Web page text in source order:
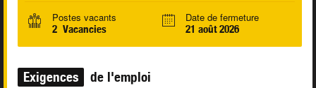
Postes vacants
2 Vacancies
Date de fermeture
21 août 2026
Exigences de l'emploi